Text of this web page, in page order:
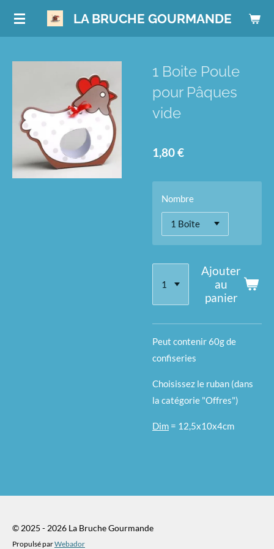
Passer
principal
LA BRUCHE GOURMANDE
1 Boite Poule
pour Pâques
vide
1,80 €
Nombre
Ajouter
au
panier
Peut contenir 60g de
confiseries
Choisissez le ruban (dans
la catégorie "Offres")
Dim = 12,5x10x4cm
© 2025 - 2026 La Bruche Gourmande
Propulsé parWebador